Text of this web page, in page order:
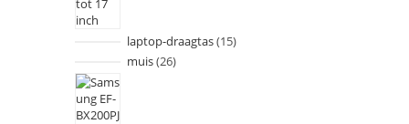
laptop-draagtas 15
muis 26